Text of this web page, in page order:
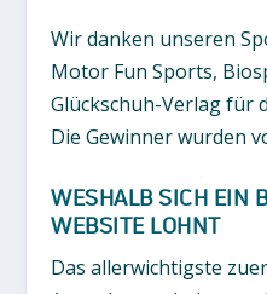
Wir danken unseren
Motor Fun Sports,
Glückschuh-Verlag für
Die Gewinner wurden
WESHALB SICH EIN
WEBSITE LOHNT
Das allerwichtigste